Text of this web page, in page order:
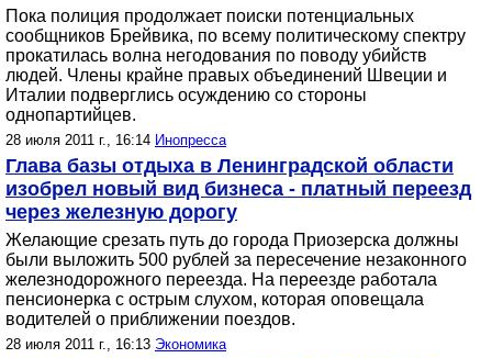
Пока полиция продолжает поиски потенциальных
сообщников Брейвика, по всему политическому спектру
прокатилась волна негодования по поводу убийств
людей. Члены крайне правых объединений Швеции и
Италии подверглись осуждению со стороны
однопартийцев.
28 июля 2011 г., 16:14 Инопресса
Глава базы отдыха в Ленинградской области
изобрел новый вид бизнеса - платный переезд
через железную дорогу
Желающие срезать путь до города Приозерска должны
были выложить 500 рублей за пересечение незаконного
железнодорожного переезда. На переезде работала
пенсионерка с острым слухом, которая оповещала
водителей о приближении поездов.
28 июля 2011 г., 16:13 Экономика